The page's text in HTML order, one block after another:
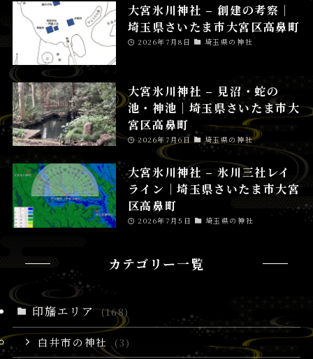
大宮氷川神社 – 創建の考察│
埼玉県さいたま市大宮区高鼻町
2026年7月8日 埼玉県の神社
大宮氷川神社 – 見沼・蛇の
池・神池│埼玉県さいたま市大
宮区高鼻町
2026年7月6日 埼玉県の神社
大宮氷川神社 – 氷川三社レイ
ライン│埼玉県さいたま市大宮
区高鼻町
2026年7月5日 埼玉県の神社
カテゴリー一覧
印旛エリア (168)
白井市の神社 (3)